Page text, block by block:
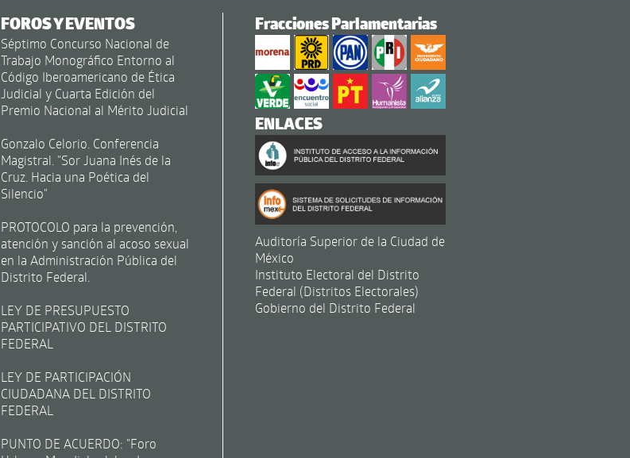
FOROS Y EVENTOS
Séptimo Concurso Nacional de
Trabajo Monográfico Entorno al
Código Iberoamericano de Ética
Judicial y Cuarta Edición del
Premio Nacional al Mérito Judicial
Gonzalo Celorio. Conferencia
Magistral. "Sor Juana Inés de la
Cruz. Hacia una Poética del
Silencio"
PROTOCOLO para la prevención,
atención y sanción al acoso sexual
en la Administración Pública del
Distrito Federal.
LEY DE PRESUPUESTO
PARTICIPATIVO DEL DISTRITO
FEDERAL
LEY DE PARTICIPACIÓN
CIUDADANA DEL DISTRITO
FEDERAL
PUNTO DE ACUERDO: "Foro
Fracciones Parlamentarias
ENLACES
Auditoría Superior de la Ciudad de
México
Instituto Electoral del Distrito
Federal (Distritos Electorales)
Gobierno del Distrito Federal